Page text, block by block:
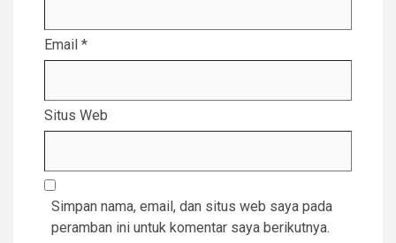
Email *
Situs Web
Simpan nama, email, dan situs web saya pada
peramban ini untuk komentar saya berikutnya.